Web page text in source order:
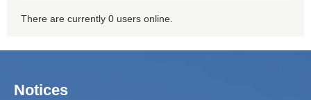
There are currently 0 users online.
Notices